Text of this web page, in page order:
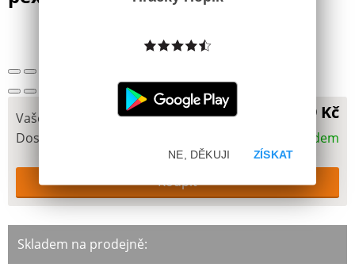
Vaše cena 269 Kč
Dostupnost Skladem
Skladem na prodejně:
ZÍSKAT
NE, DĚKUJI